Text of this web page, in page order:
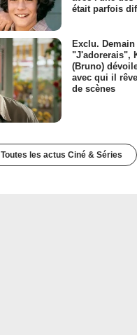
était parfois
Exclu.
"J'adorerais",
(Bruno)
avec qui il
de scènes
Toutes les actus Ciné & Séries